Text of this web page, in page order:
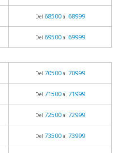
Del 68500al 68999
Del 69500al 69999
Del 70500al 70999
Del 71500al 71999
Del 72500al 72999
Del 73500al 73999